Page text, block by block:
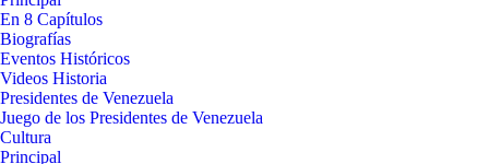
En 8 Capítulos
Biografías
Eventos Históricos
Videos Historia
Presidentes de Venezuela
Juego de los Presidentes de Venezuela
Cultura
Principal